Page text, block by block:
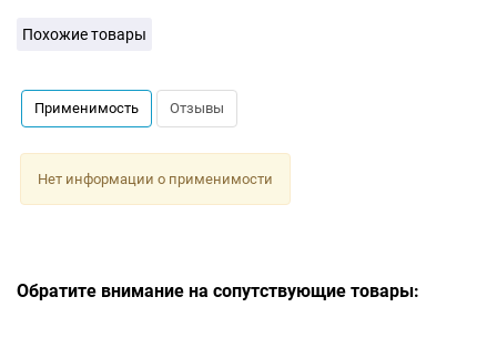
Похожие товары
Применимость Отзывы
Нет информации о применимости
Обратите внимание на сопутствующие товары: